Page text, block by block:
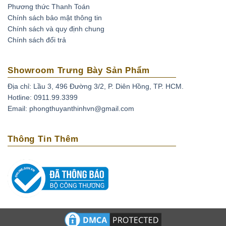
Ruby được xử lý nhiệt (Ruby nung):
thác được nung để đốt cháy tạp chất và tăng độ sáng
nung chung với thủy tinh và kim loại tạo màu để thủy
tinh len vào các khe nứt giúp tăng độ bóng và màu sắc
của đá.
Ruby nhuộm:đá ruby được khai thác tự nhiên không
mô phỏng quá trình hình thành trong tự nhiên.
Ruby giả:là loại được chế tác từ nhựa, thủy tinh và các
loại đá tổng hợp không có giá trị.
Phương thức Thanh Toán
Chính sách bảo mật thông tin
Chính sách và quy định chung
Chính sách đổi trả
Showroom Trưng Bày Sản Phẩm
Địa chỉ: Lầu 3, 496 Đường 3/2, P. Diên Hồng, TP. HCM.
Hotline: 0911.99.3399
Email: phongthuyanthinhvn@gmail.com
Thông Tin Thêm